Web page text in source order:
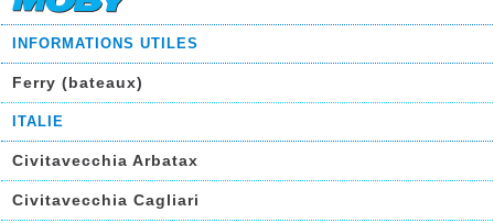
INFORMATIONS UTILES
Ferry (bateaux)
ITALIE
Civitavecchia Arbatax
Civitavecchia Cagliari